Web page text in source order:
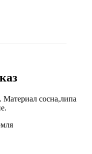
Материал сосна,липа